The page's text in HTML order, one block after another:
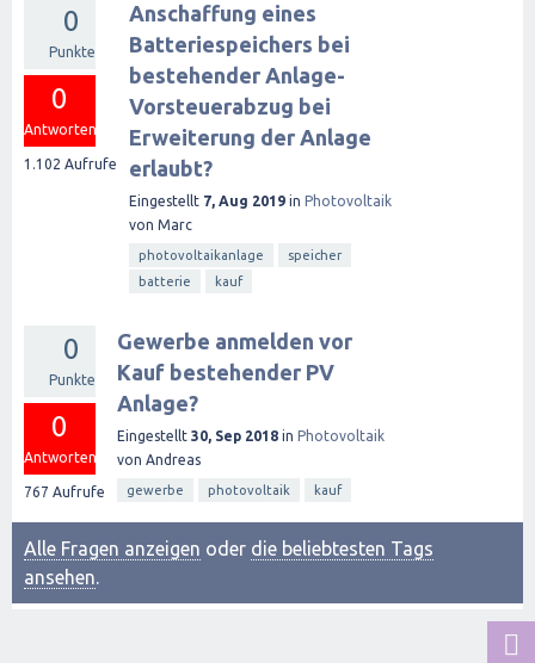
0
Punkte
0
Antworten
1.102 Aufrufe
Anschaffung eines
Batteriespeichers bei
bestehender Anlage-
Vorsteuerabzug bei
Erweiterung der Anlage
erlaubt?
Eingestellt 7, Aug 2019 in Photovoltaik
von Marc
photovoltaikanlage
speicher
batterie
kauf
0
Punkte
0
Antworten
767 Aufrufe
Gewerbe anmelden vor
Kauf bestehender PV
Anlage?
Eingestellt 30, Sep 2018 in Photovoltaik
von Andreas
gewerbe photovoltaik kauf
Alle Fragen anzeigen oder die beliebtesten Tags
ansehen.